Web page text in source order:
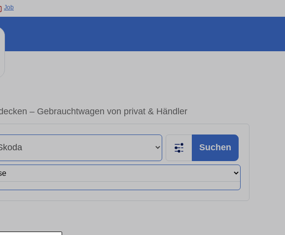
Job
– Gebrauchtwagen von privat & Händler
Suchen